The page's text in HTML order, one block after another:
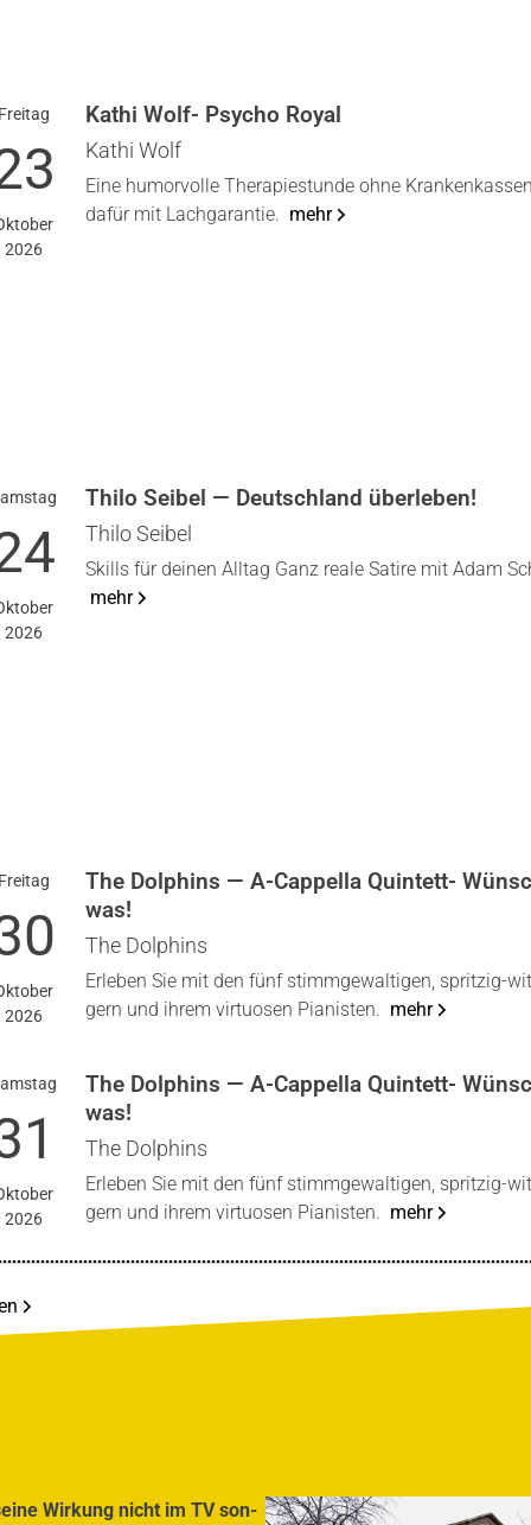
2026
Kathi Wolf- Psycho Roy­al
Kathi Wolf
Eine humor­vol­le The­ra­pie­stun­de ohne
dafür mit Lach­ga­ran­tie. mehr
2026
Thi­lo Sei­bel — Deutsch­land über­le­ben!
Thi­lo Sei­bel
Skills für dei­nen All­tag Ganz rea­le Sati­re mit Adam
mehr
2026
The Dol­phins — A‑Cappella Quin­tett-
was!
The Dol­phins
Erle­ben Sie mit den fünf stimm­ge­wal­ti­gen, sprit­zig-
gern und ihrem vir­tuo­sen Pia­nis­ten. mehr
2026
The Dol­phins — A‑Cappella Quin­tett-
was!
The Dol­phins
Erle­ben Sie mit den fünf stimm­ge­wal­ti­gen, sprit­zig-
gern und ihrem vir­tuo­sen Pia­nis­ten. mehr
Wir­kung nicht im TV son­